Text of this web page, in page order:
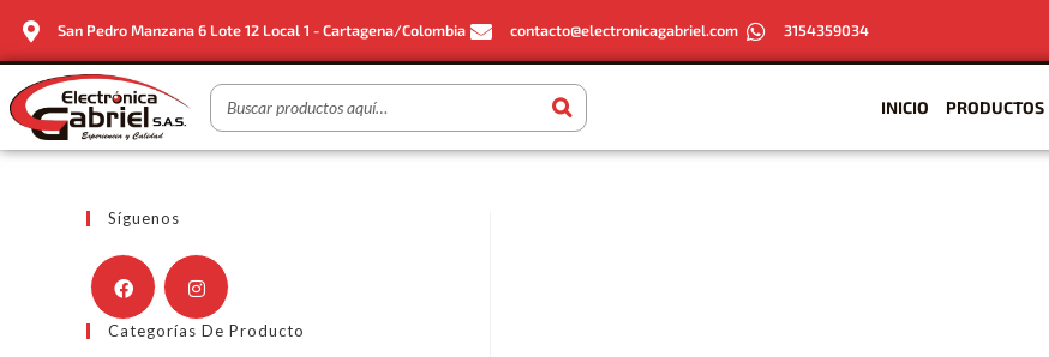
San Pedro Manzana 6 Lote 12 Local 1 - Cartagena/Colombia contacto@electronicagabriel.com 3154359034
INICIO PRODUCTOS
Síguenos
Categorías De Producto